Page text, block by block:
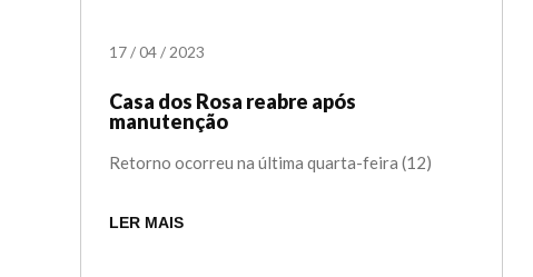
17/04/2023
Casa dos Rosa reabre após
manutenção
Retorno ocorreu na última quarta-feira (12)
LER MAIS